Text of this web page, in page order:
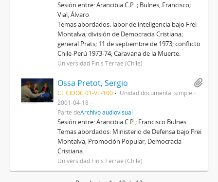
Sesión entre: Arancibia C.P. ; Bulnes, Francisco;
Vial, Álvaro
Temas abordados: labor de inteligencia bajo Frei
Montalva; división de Democracia Cristiana;
general Prats; 11 de septiembre de 1973; conflicto
Chile-Perú 1973-74; Caravana de la Muerte.
Universidad Finis Terrae (Chile)
Ossa Pretot, Sergio
CL CIDOC 01-VT-100
Unidad documental simple
2001-04-18
Parte deArchivo audiovisual
Sesión entre: Arancibia C.P.; Francisco Bulnes.
Temas abordados: Ministerio de Defensa bajo Frei
Montalva; Promoción Popular; Democracia
Cristiana.
Universidad Finis Terrae (Chile)